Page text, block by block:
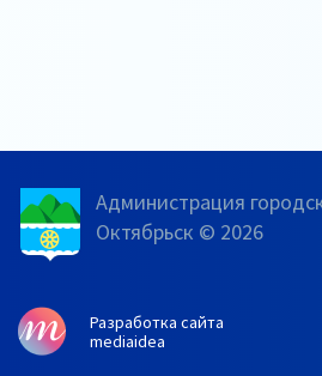
Администрация
Октябрьск © 2026
Разработка сайта
mediaidea